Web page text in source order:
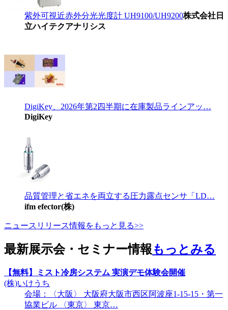
紫外可視近赤外分光光度計 UH9100/UH9200株式会社日
立ハイテクアナリシス
DigiKey、2026年第2四半期に在庫製品ラインアッ…
DigiKey
品質管理と省エネを両立する圧力露点センサ「LD…
ifm efector(株)
ニュースリリース情報をもっと見る>>
最新展示会・セミナー情報もっとみる
【無料】ミスト冷房システム 実演デモ体験会開催
(株)いけうち
会場：〈大阪〉 大阪府大阪市西区阿波座1-15-15・第一
協業ビル 〈東京〉 東京…